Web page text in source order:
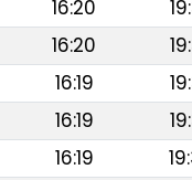
16:20
16:20
16:19
16:19
16:19